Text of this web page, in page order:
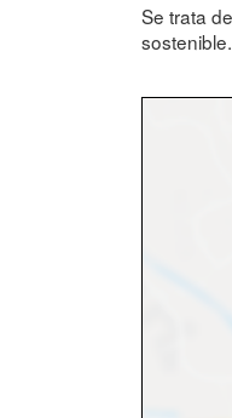
Se trata
sostenible.